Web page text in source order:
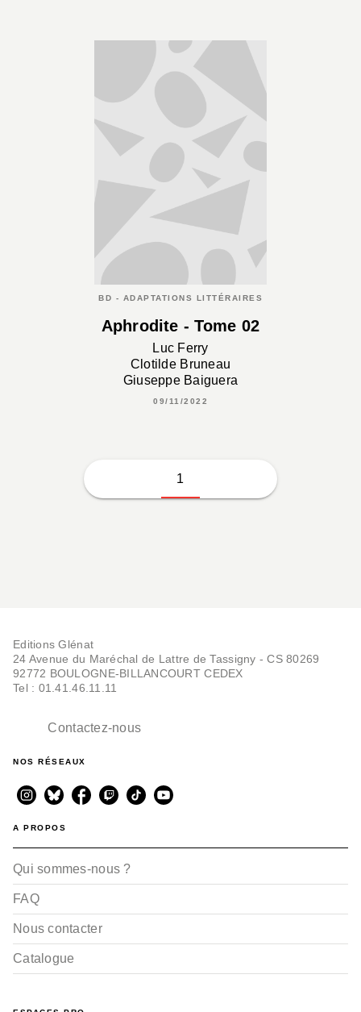
BD - ADAPTATIONS LITTÉRAIRES
Aphrodite - Tome 02
Luc Ferry
Clotilde Bruneau
Giuseppe Baiguera
09/11/2022
1
Editions Glénat
24 Avenue du Maréchal de Lattre de Tassigny - CS 80269
92772 BOULOGNE-BILLANCOURT CEDEX
Tel : 01.41.46.11.11
Contactez-nous
NOS RÉSEAUX
A PROPOS
Qui sommes-nous ?
FAQ
Nous contacter
Catalogue